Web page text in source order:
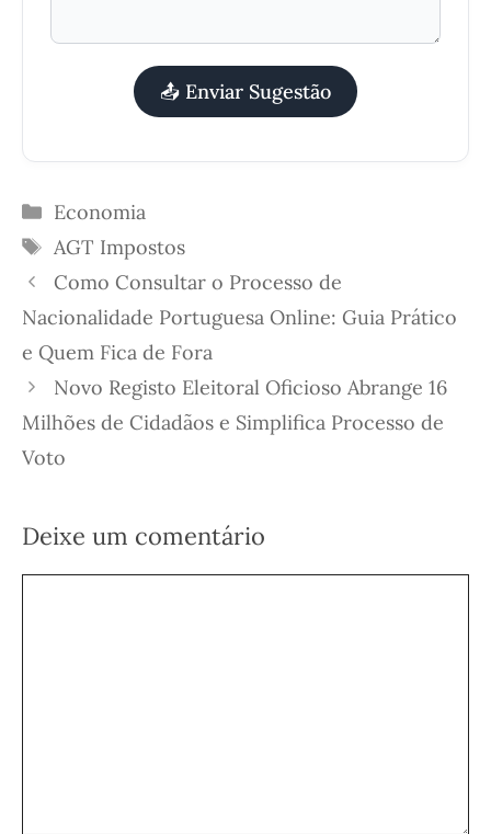
📤 Enviar Sugestão
Categorias
Economia
Etiquetas
AGT Impostos
Como Consultar o Processo de
Nacionalidade Portuguesa Online: Guia Prático
e Quem Fica de Fora
Novo Registo Eleitoral Oficioso Abrange 16
Milhões de Cidadãos e Simplifica Processo de
Voto
Deixe um comentário